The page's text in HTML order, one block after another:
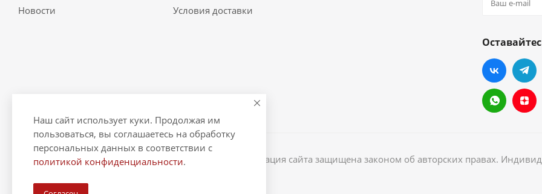
Новости
Условия доставки
2026 © "Рыбак и Рыбачок" - интернет-магазин Информация сайта защищена законом об авторских правах.
Наш сайт использует куки. Продолжая им
пользоваться, вы соглашаетесь на обработку
персональных данных в соответствии с
политикой конфиденциальности.